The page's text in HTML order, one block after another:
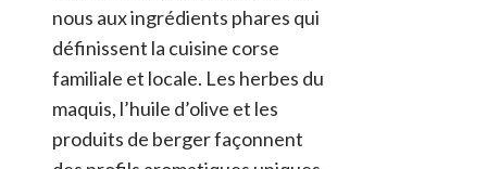
nous aux ingrédients phares qui
définissent la cuisine corse
familiale et locale. Les herbes du
maquis, l’huile d’olive et les
produits de berger façonnent